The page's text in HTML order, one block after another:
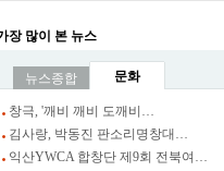
장 많이 본 뉴스
뉴스종합 문화
창극, '깨비 깨비 도깨비…
김사랑, 박동진 판소리명창대…
익산YWCA 합창단 제9회 전북여…